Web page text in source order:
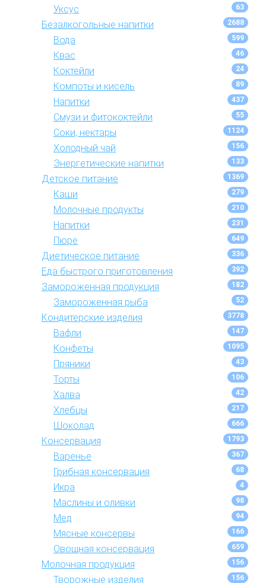
Уксус 63
Безалкогольные напитки 2688
Вода 599
Квас 46
Коктейли 24
Компоты и кисель 89
Напитки 437
Смузи и фитококтейли 55
Соки, нектары 1124
Холодный чай 156
Энергетические напитки 133
Детское питание 1369
Каши 279
Молочные продукты 210
Напитки 231
Пюре 649
Диетическое питание 336
Еда быстрого приготовления 392
Замороженная продукция 182
Замороженная рыба 52
Кондитерские изделия 3778
Вафли 147
Конфеты 1095
Пряники 43
Торты 106
Халва 42
Хлебцы 217
Шоколад 666
Консервация 1793
Варенье 367
Грибная консервация 68
Икра 4
Маслины и оливки 98
Мед 94
Мясные консервы 166
Овощная консервация 659
Молочная продукция 156
Творожные изделия 156